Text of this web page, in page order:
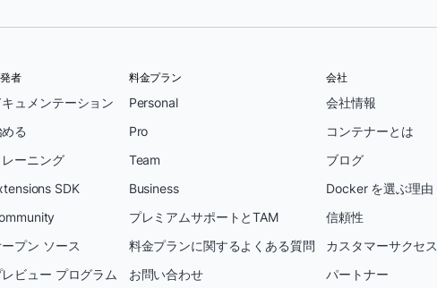
者
キュメンテーション
る
レーニング
SDK
ープン ソース
レビュー プログラム
料金プラン
Personal
Pro
Team
Business
プレミアムサポートとTAM
料金プランに関するよくある質問
お問い合わせ
会社
会社情報
コンテナーとは
ブログ
Docker を選ぶ理由
信頼性
カスタマーサクセス
パートナー